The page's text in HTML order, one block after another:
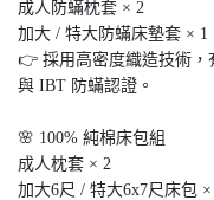
成人防蟎枕套 × 2
加大 / 特大防蟎床墊套 × 1
👉 採用高密度織造技術，
與 IBT 防蟎認證。
🌸 100% 純棉床包組
成人枕套 × 2
加大6尺 / 特大6x7尺床包 ×